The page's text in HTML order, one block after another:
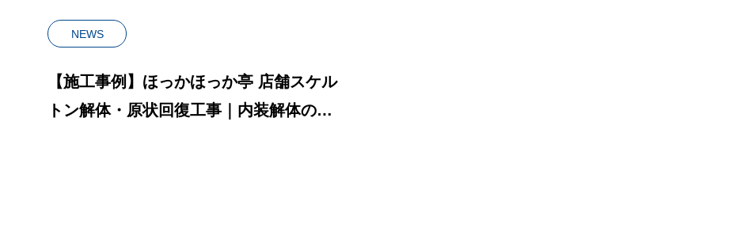
NEWS
【施工事例】ほっかほっか亭 店舗スケル
トン解体・原状回復工事｜内装解体の流